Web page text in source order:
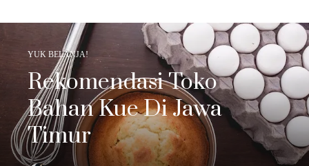
YUK BELANJA!
Rekomendasi Toko
Bahan Kue Di Jawa
Timur